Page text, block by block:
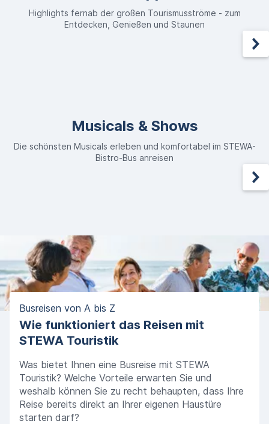
Highlights fernab der großen Tourismusströme - zum
Entdecken, Genießen und Staunen
Musicals & Shows
Die schönsten Musicals erleben und komfortabel im STEWA-
Bistro-Bus anreisen
Busreisen von A bis Z
Wie funktioniert das Reisen mit
STEWA Touristik
Was bietet Ihnen eine Busreise mit STEWA
Touristik? Welche Vorteile erwarten Sie und
weshalb können Sie zu recht behaupten, dass Ihre
Reise bereits direkt an Ihrer eigenen Haustüre
starten darf?